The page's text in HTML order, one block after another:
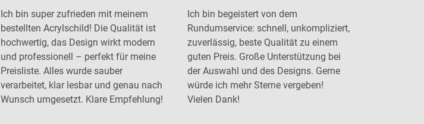
Ich bin super zufrieden mit meinem
bestellten Acrylschild! Die Qualität ist
hochwertig, das Design wirkt modern
und professionell – perfekt für meine
Preisliste. Alles wurde sauber
verarbeitet, klar lesbar und genau nach
Wunsch umgesetzt. Klare Empfehlung!
Ich bin begeistert von dem
Rundumservice: schnell, unkompliziert,
zuverlässig, beste Qualität zu einem
guten Preis. Große Unterstützung bei
der Auswahl und des Designs. Gerne
würde ich mehr Sterne vergeben!
Vielen Dank!